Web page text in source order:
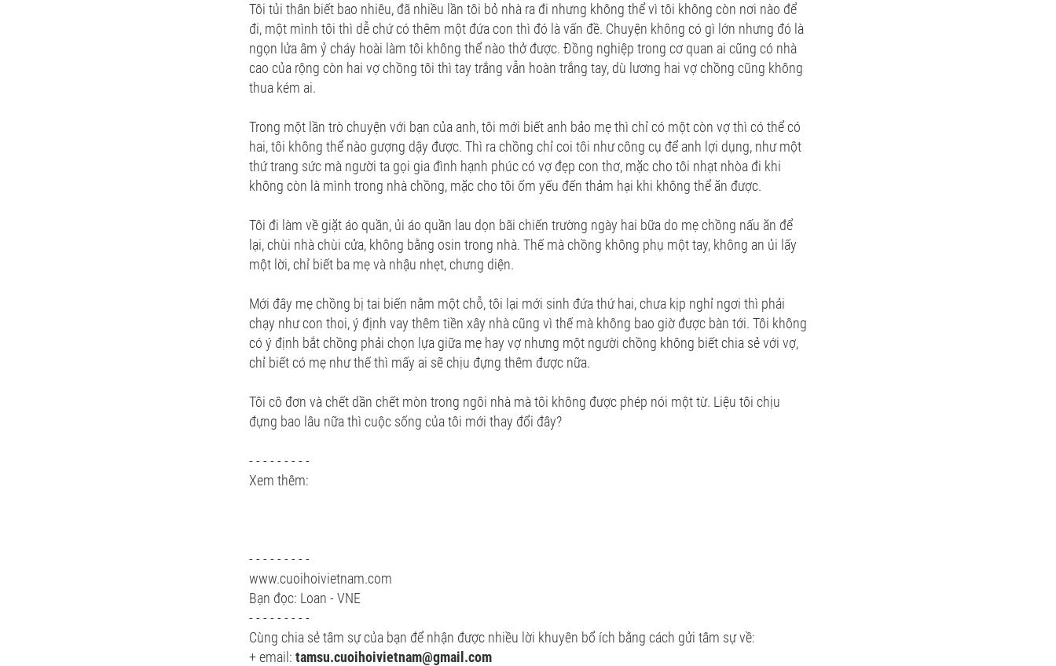
Tôi tủi thân biết bao nhiêu, đã nhiều lần tôi bỏ nhà ra đi nhưng không thể vì tôi không còn nơi nào để
đi, một mình tôi thì dễ chứ có thêm một đứa con thì đó là vấn đề. Chuyện không có gì lớn nhưng đó là
ngọn lửa âm ỷ cháy hoài làm tôi không thể nào thở được. Đồng nghiệp trong cơ quan ai cũng có nhà
cao của rộng còn hai vợ chồng tôi thì tay trắng vẫn hoàn trắng tay, dù lương hai vợ chồng cũng không
thua kém ai.
Trong một lần trò chuyện với bạn của anh, tôi mới biết anh bảo mẹ thì chỉ có một còn vợ thì có thể có
hai, tôi không thể nào gượng dậy được. Thì ra chồng chỉ coi tôi như công cụ để anh lợi dụng, như một
thứ trang sức mà người ta gọi gia đình hạnh phúc có vợ đẹp con thơ, mặc cho tôi nhạt nhòa đi khi
không còn là mình trong nhà chồng, mặc cho tôi ốm yếu đến thảm hại khi không thể ăn được.
Tôi đi làm về giặt áo quần, ủi áo quần lau dọn bãi chiến trường ngày hai bữa do mẹ chồng nấu ăn để
lại, chùi nhà chùi cửa, không bằng osin trong nhà. Thế mà chồng không phụ một tay, không an ủi lấy
một lời, chỉ biết ba mẹ và nhậu nhẹt, chưng diện.
Mới đây mẹ chồng bị tai biến nằm một chỗ, tôi lại mới sinh đứa thứ hai, chưa kịp nghỉ ngơi thì phải
chạy như con thoi, ý định vay thêm tiền xây nhà cũng vì thế mà không bao giờ được bàn tới. Tôi không
có ý định bắt chồng phải chọn lựa giữa mẹ hay vợ nhưng một người chồng không biết chia sẻ với vợ,
chỉ biết có mẹ như thế thì mấy ai sẽ chịu đựng thêm được nữa.
Tôi cô đơn và chết dần chết mòn trong ngôi nhà mà tôi không được phép nói một từ. Liệu tôi chịu
đựng bao lâu nữa thì cuộc sống của tôi mới thay đổi đây?
- - - - - - - - -
Xem thêm:
- - - - - - - - -
www.cuoihoivietnam.com
Bạn đọc: Loan - VNE
- - - - - - - - -
Cùng chia sẻ tâm sự của bạn để nhận được nhiều lời khuyên bổ ích bằng cách gửi tâm sự về:
+ email: tamsu.cuoihoivietnam@gmail.com